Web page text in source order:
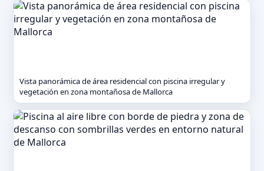
Vista panorámica de área residencial con piscina irregular y
vegetación en zona montañosa de Mallorca